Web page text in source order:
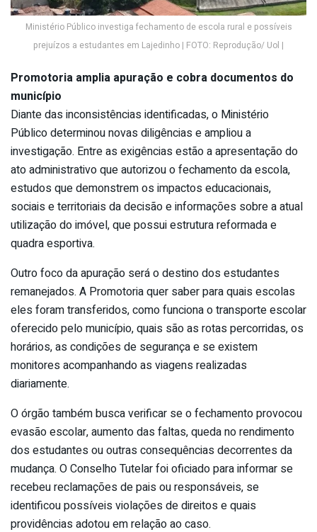
Ministério Público investiga fechamento de escola rural e possíveis
prejuízos a estudantes em Lajedinho | FOTO: Reprodução/ Uol |
Promotoria amplia apuração e cobra documentos do
município
Diante das inconsistências identificadas, o Ministério
Público determinou novas diligências e ampliou a
investigação. Entre as exigências estão a apresentação do
ato administrativo que autorizou o fechamento da escola,
estudos que demonstrem os impactos educacionais,
sociais e territoriais da decisão e informações sobre a atual
utilização do imóvel, que possui estrutura reformada e
quadra esportiva.
Outro foco da apuração será o destino dos estudantes
remanejados. A Promotoria quer saber para quais escolas
eles foram transferidos, como funciona o transporte escolar
oferecido pelo município, quais são as rotas percorridas, os
horários, as condições de segurança e se existem
monitores acompanhando as viagens realizadas
diariamente.
O órgão também busca verificar se o fechamento provocou
evasão escolar, aumento das faltas, queda no rendimento
dos estudantes ou outras consequências decorrentes da
mudança. O Conselho Tutelar foi oficiado para informar se
recebeu reclamações de pais ou responsáveis, se
identificou possíveis violações de direitos e quais
providências adotou em relação ao caso.